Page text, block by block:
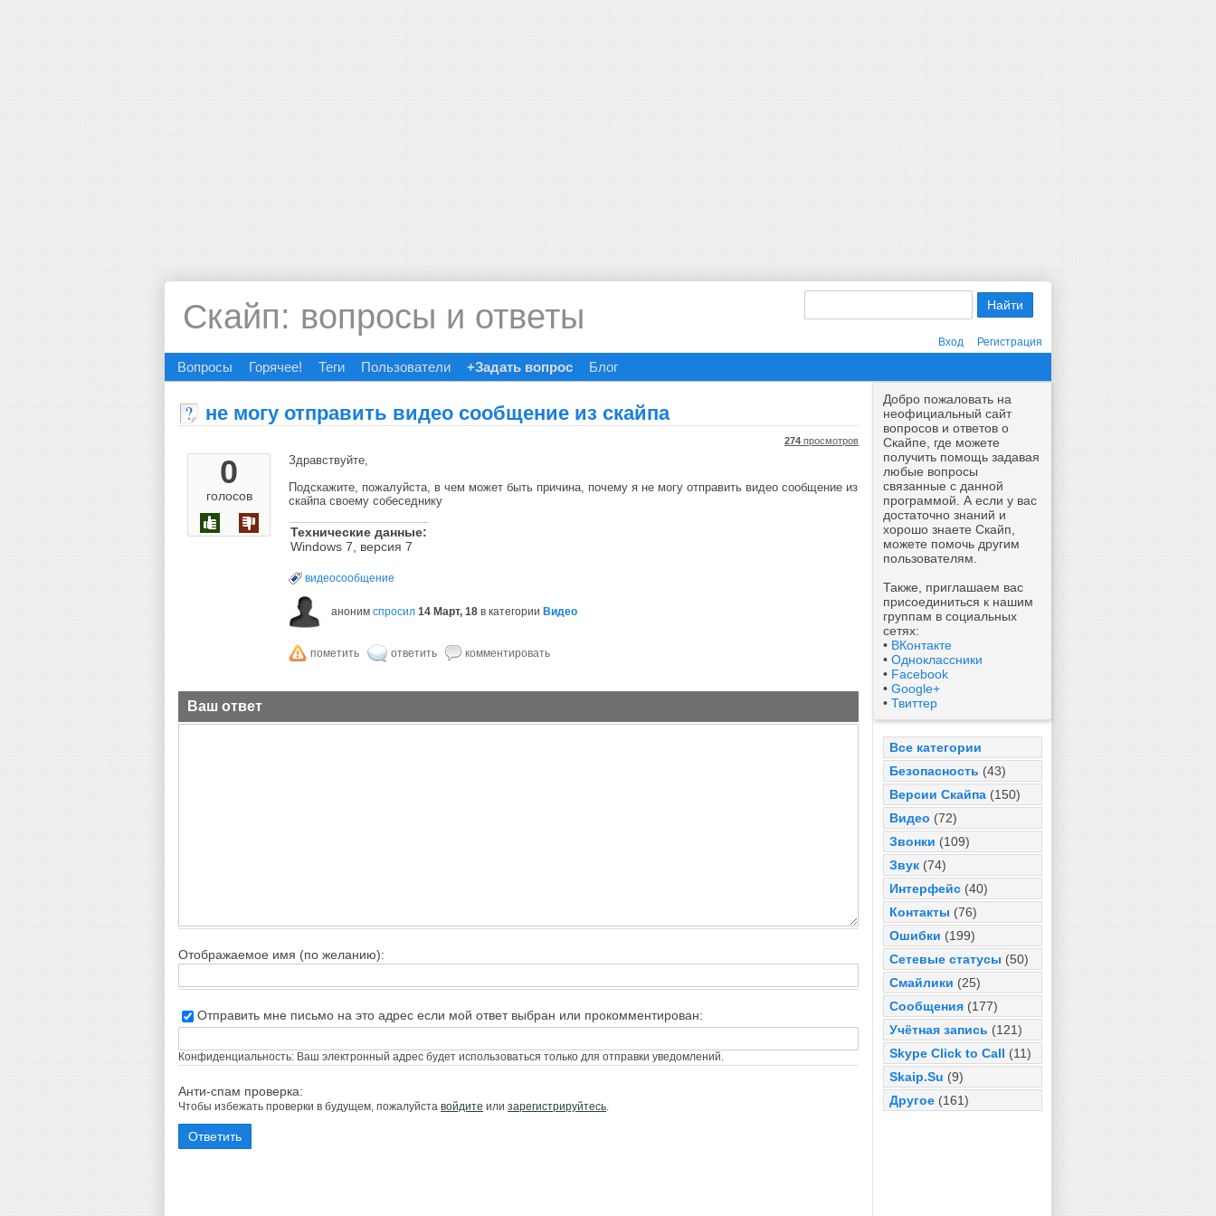
Скайп: вопросы и ответы
Вход Регистрация
Вопросы Горячее! Теги Пользователи +Задать вопрос Блог
Добро пожаловать на
неофициальный сайт
вопросов и ответов о
Скайпе, где можете
получить помощь задавая
любые вопросы
связанные с данной
программой. А если у вас
достаточно знаний и
хорошо знаете Скайп,
можете помочь другим
пользователям.
Также, приглашаем вас
присоединиться к нашим
группам в социальных
сетях:
• ВКонтакте
• Одноклассники
• Facebook
• Google+
• Твиттер
Все категории
Безопасность (43)
Версии Скайпа (150)
Видео (72)
Звонки (109)
Звук (74)
Интерфейс (40)
Контакты (76)
Ошибки (199)
Сетевые статусы (50)
Смайлики (25)
Сообщения (177)
Учётная запись (121)
Skype Click to Call (11)
Skaip.Su (9)
Другое (161)
не могу отправить видео сообщение из скайпа
0
голосов
274 просмотров
Здравствуйте,
Подскажите, пожалуйста, в чем может быть причина, почему я не могу отправить видео сообщение из
скайпа своему собеседнику
Технические данные:
Windows 7, версия 7
видеосообщение
аноним спросил 14 Март, 18 в категории Видео
Ваш ответ
Отображаемое имя (по желанию):
Отправить мне письмо на это адрес если мой ответ выбран или прокомментирован:
Конфиденциальность: Ваш электронный адрес будет использоваться только для отправки уведомлений.
Анти-спам проверка:
Чтобы избежать проверки в будущем, пожалуйста войдите или зарегистрируйтесь.